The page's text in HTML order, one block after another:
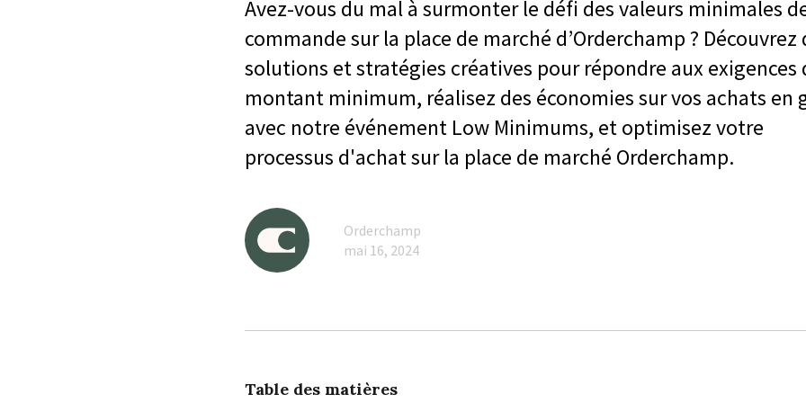
Avez-vous du mal à surmonter le défi des valeurs minimales
commande sur la place de marché d’Orderchamp ? Découvrez
solutions et stratégies créatives pour répondre aux exigences
montant minimum, réalisez des économies sur vos achats en
avec notre événement Low Minimums, et optimisez votre
processus d'achat sur la place de marché Orderchamp.
Orderchamp
mai 16, 2024
Table des matières